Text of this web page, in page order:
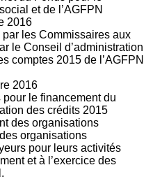
et de l’AGFPN
2016
les Commissaires aux
le Conseil d’administration
comptes 2015 de l’AGFPN
2016
le financement du
des crédits 2015
des organisations
organisations
pour leurs activités
et à l’exercice des